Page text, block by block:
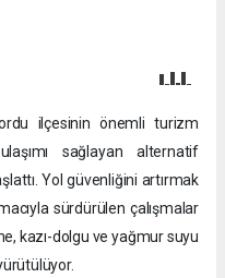
ilçesinin önemli turizm
sağlayan alternatif
Yol güvenliğini artırmak
sürdürülen çalışmalar
kazı-dolgu ve yağmur suyu